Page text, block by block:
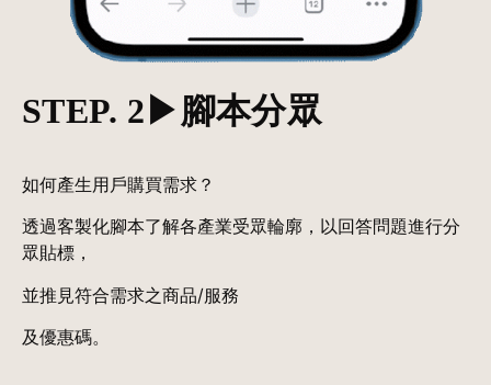
STEP. 2 ▶︎腳本分眾
如何產生用戶購買需求？
透過客製化腳本了解各產業受眾輪廓，以回答問題進行分
眾貼標，
並推見符合需求之商品/服務
及優惠碼。